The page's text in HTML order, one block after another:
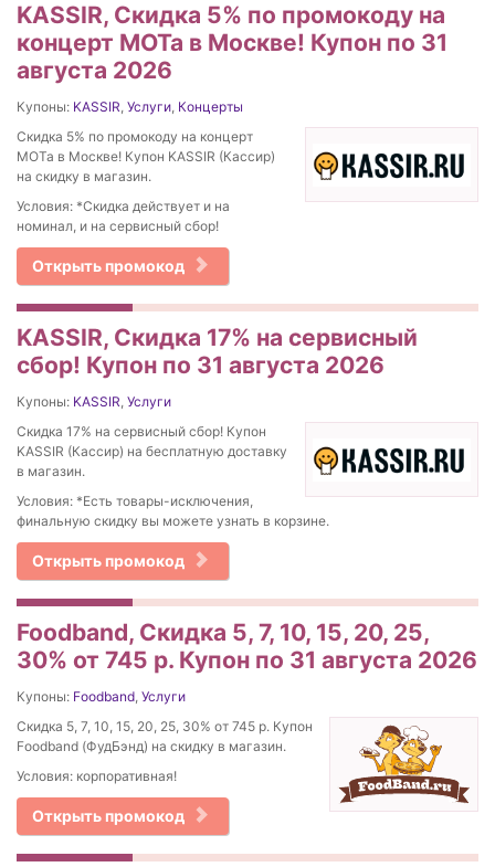
KASSIR, Скидка 5% по промокоду на
концерт МОТа в Москве! Купон по 31
августа 2026
Купоны: KASSIR, Услуги, Концерты
Скидка 5% по промокоду на концерт
МОТа в Москве! Купон KASSIR (Кассир)
на скидку в магазин.
Условия: *Скидка действует и на
номинал, и на сервисный сбор!
Открыть промокод
KASSIR, Скидка 17% на сервисный
сбор! Купон по 31 августа 2026
Купоны: KASSIR, Услуги
Скидка 17% на сервисный сбор! Купон
KASSIR (Кассир) на бесплатную доставку
в магазин.
Условия: *Есть товары-исключения,
финальную скидку вы можете узнать в корзине.
Открыть промокод
Foodband, Скидка 5, 7, 10, 15, 20, 25,
30% от 745 р. Купон по 31 августа 2026
Купоны: Foodband, Услуги
Скидка 5, 7, 10, 15, 20, 25, 30% от 745 р. Купон
Foodband (ФудБэнд) на скидку в магазин.
Условия: корпоративная!
Открыть промокод